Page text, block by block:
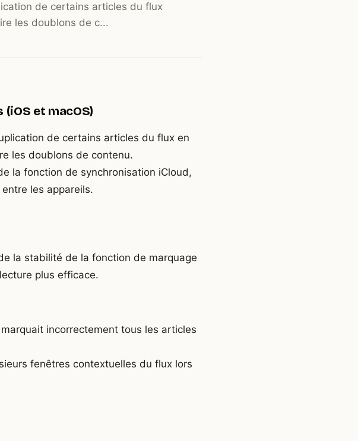
de certains articles du flux
les doublons de c...
et macOS)
de certains articles du flux en
les doublons de contenu.
la fonction de synchronisation iCloud,
les appareils.
la stabilité de la fonction de marquage
plus efficace.
incorrectement tous les articles
fenêtres contextuelles du flux lors